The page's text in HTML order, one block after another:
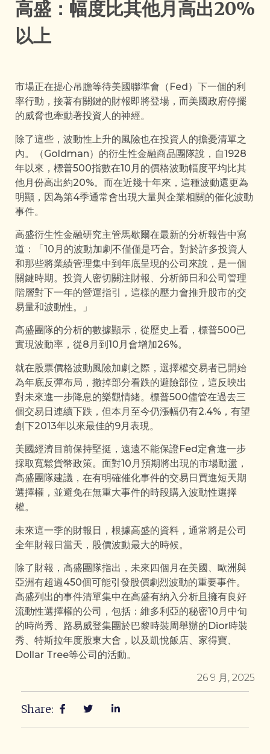
高盛：幅度比其他月高出20%
以上
市場正在提心吊膽等待美國聯準會（Fed）下一個的利
率行動，接著有關鍵的財報即將登場，而美國政府停擺
的威脅也牽動著投資人的神經。
除了這些，波動性上升的風險也在投資人的擔憂清單之
內。（Goldman）的衍生性金融商品團隊說，自1928
年以來，標普500指數在10月的價格波動幅度平均比其
他月份高出約20%。而在近幾十年來，這種波動還更為
明顯，因為第4季通常會出現大量與企業相關的催化波動
事件。
高盛衍生性金融研究主管馬歇爾在最新的分析報告中寫
道：「10月的波動加劇不僅僅是巧合。對於許多投資人
和那些將業績管理集中到年底呈現的公司來說，是一個
關鍵時期。投資人密切關注財報、分析師日和公司管理
階層對下一年的營運指引，這樣的壓力會推升股市的交
易量和波動性。」
高盛團隊的分析的數據顯示，從歷史上看，標普500已
實現波動率，從8月到10月會增加26%。
就在股票價格波動風險加劇之際，選擇權交易者已開始
為年底反彈布局，撤掉部分看跌的避險部位，這反映出
對未來進一步降息的樂觀情緒。標普500儘管在過去三
個交易日連續下跌，但本月至今仍漲幅仍有2.4%，有望
創下2013年以來最佳的9月表現。
美國經濟目前保持堅挺，遠遠不能保證Fed定會進一步
採取寬鬆貨幣政策。面對10月預期將出現的市場動盪，
高盛團隊建議，在有明確催化事件的交易日買進短天期
選擇權，並避免在無重大事件的時段購入波動性選擇
權。
未來這一季的財報日，根據高盛的資料，通常將是公司
全年財報日當天，股價波動最大的時候。
除了財報，高盛團隊指出，未來四個月在美國、歐洲與
亞洲有超過450個可能引發股價劇烈波動的重要事件。
高盛列出的事件清單集中在高盛有納入分析且擁有良好
流動性選擇權的公司，包括：維多利亞的秘密10月中旬
的時尚秀、路易威登集團於巴黎時裝周舉辦的Dior時裝
秀、特斯拉年度股東大會，以及凱悅飯店、家得寶、
Dollar Tree等公司的活動。
26 9 月, 2025
Share: